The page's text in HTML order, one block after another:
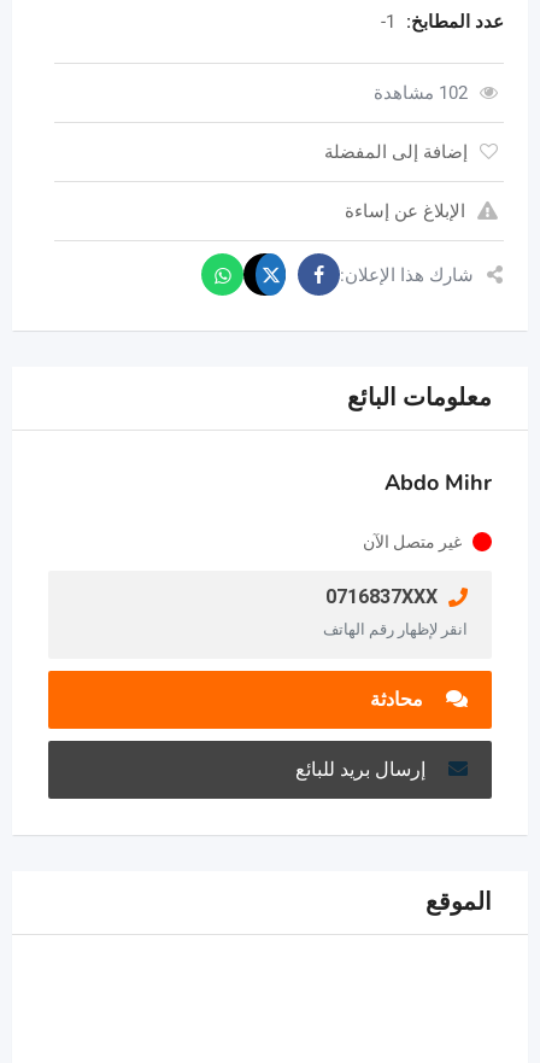
عدد المطابخ:
1-
102 مشاهدة
إضافة إلى المفضلة
الإبلاغ عن إساءة
شارك هذا الإعلان:
معلومات البائع
Abdo Mihr
غير متصل الآن
0716837XXX
انقر لإظهار رقم الهاتف
محادثة
إرسال بريد للبائع
الموقع